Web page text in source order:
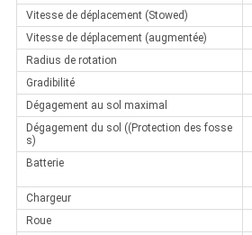
Vitesse de déplacement (Stowed)
Vitesse de déplacement (augmentée)
Radius de rotation
Gradibilité
Dégagement au sol maximal
Dégagement du sol ((Protection des fosse
s)
Batterie
Chargeur
Roue